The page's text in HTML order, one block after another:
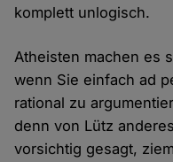
komplett unlogisch.
Atheisten machen es
wenn Sie einfach ad
rational zu
denn von Lütz
vorsichtig gesagt,